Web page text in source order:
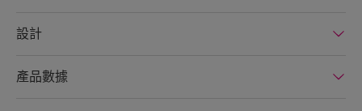
設計
產品數據